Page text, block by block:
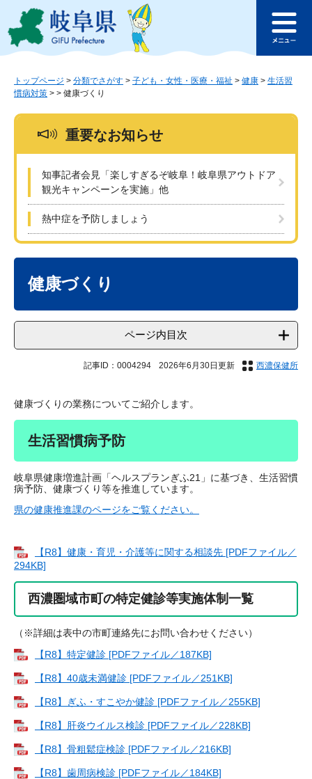
ジ
ュ
このページの本文へ
ュ
トップページ > 分類でさがす > 子ども・女性・医療・福祉 > 健康 > 生活習
慣病対策 > > 健康づくり
重要なお知らせ
知事記者会見「楽しすぎるぞ岐阜！岐阜県アウトドア
観光キャンペーンを実施」他
熱中症を予防しましょう
健康づくり
ページ内目次
記事ID：0004294 2026年6月30日更新 西濃保健所
健康づくりの業務についてご紹介します。
生活習慣病予防
岐阜県健康増進計画「ヘルスプランぎふ21」に基づき、生活習慣
病予防、健康づくり等を推進しています。
県の健康推進課のページをご覧ください。
【R8】健康・育児・介護等に関する相談先 [PDFファイル／
294KB]
西濃圏域市町の特定健診等実施体制一覧
（※詳細は表中の市町連絡先にお問い合わせください）
【R8】特定健診 [PDFファイル／187KB]
【R8】40歳未満健診 [PDFファイル／251KB]
【R8】ぎふ・すこやか健診 [PDFファイル／255KB]
【R8】肝炎ウイルス検診 [PDFファイル／228KB]
【R8】骨粗鬆症検診 [PDFファイル／216KB]
【R8】歯周病検診 [PDFファイル／184KB]